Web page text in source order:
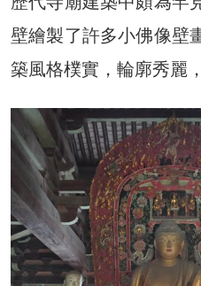
壁繪製了許多小佛像壁
築風格樸實，輪廓秀麗